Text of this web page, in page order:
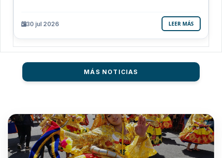
30 jul 2026 LEER MÁS
MÁS NOTICIAS